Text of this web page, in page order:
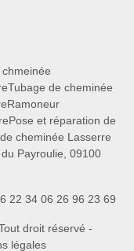
Tubage de cheminée
Ramoneur
Pose et réparation de
cheminée Lasserre
Payroulie, 09100
22 34 06 26 96 23 69
droit réservé -
légales